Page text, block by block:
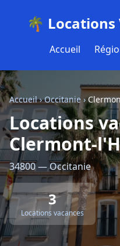
🌴 Locations
Accueil
Accueil›Occitanie›
Locations
Clermont-
34800 — Occitanie
3
Locations vacances